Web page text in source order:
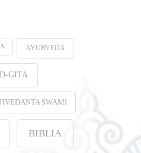
AYURVEDA
GITA
SWAMI
BIBLIA